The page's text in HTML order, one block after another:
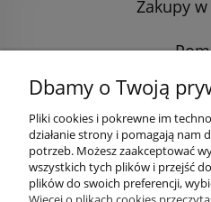
Zakupy
Dbamy o Twoją
Pliki cookies i pokrewne im
działanie strony i pomagają nam
potrzeb. Możesz zaakceptować
wszystkich tych plików i przejść
plików do swoich preferencji,